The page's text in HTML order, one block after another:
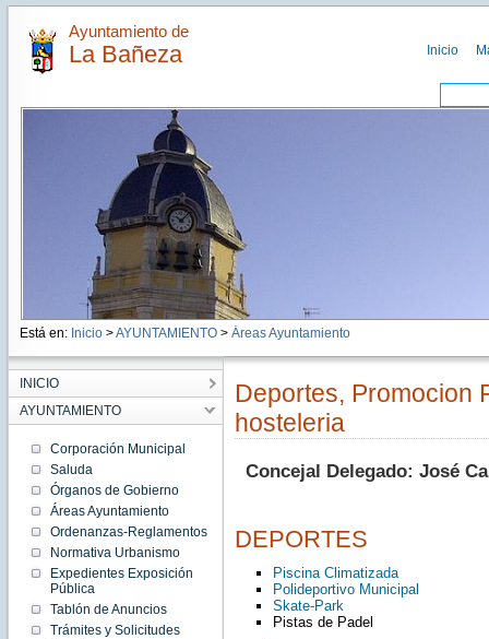
Ayuntamiento de
La Bañeza Inicio
Está en: Inicio >AYUNTAMIENTO> Áreas Ayuntamiento
INICIO
AYUNTAMIENTO
Corporación Municipal
Saluda
Órganos de Gobierno
Áreas Ayuntamiento
Ordenanzas-Reglamentos
Normativa Urbanismo
Expedientes Exposición
Pública
Tablón de Anuncios
Trámites y Solicitudes
Deportes, Promocion
hosteleria
Concejal Delegado: José
DEPORTES
Piscina Climatizada
Polideportivo Municipal
Skate-Park
Pistas de Padel